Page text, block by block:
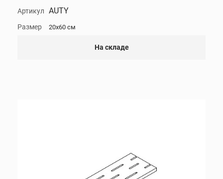
Артикул AUTY
Размер 20x60 см
На складе